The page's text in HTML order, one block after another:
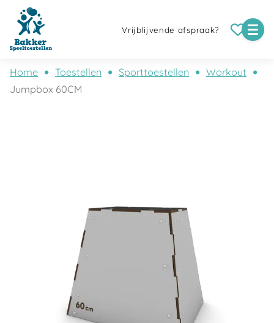
Vrijblijvende afspraak?
Home Toestellen Sporttoestellen
Workout
Jumpbox 60CM